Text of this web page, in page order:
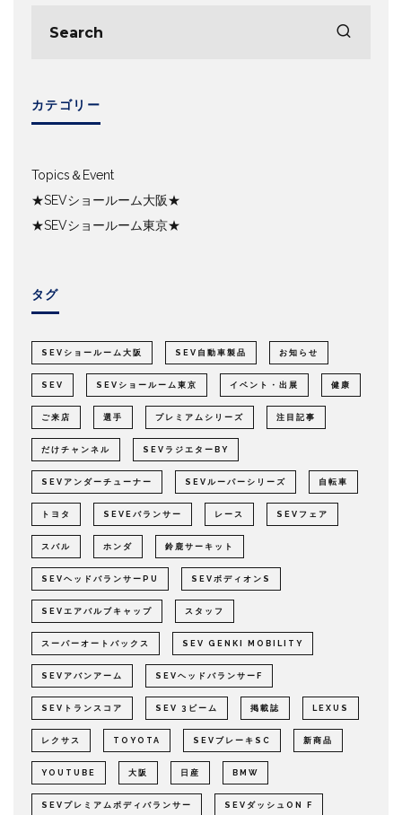
カテゴリー
Topics＆Event
★SEVショールーム大阪★
★SEVショールーム東京★
タグ
SEVショールーム大阪 SEV自動車製品 お知らせ
SEV SEVショールーム東京 イベント・出展 健康
ご来店 選手 プレミアムシリーズ 注目記事
だけチャンネル SEVラジエターBY
SEVアンダーチューナー SEVルーパーシリーズ 自転車
トヨタ SEVEバランサー レース SEVフェア
スバル ホンダ 鈴鹿サーキット
SEVヘッドバランサーPU SEVボディオンS
SEVエアバルブキャップ スタッフ
スーパーオートバックス SEV GENKI MOBILITY
SEVアバンアーム SEVヘッドバランサーF
SEVトランスコア SEV 3ビーム 掲載誌 LEXUS
レクサス TOYOTA SEVブレーキSC 新商品
YOUTUBE 大阪 日産 BMW
SEVプレミアムボディバランサー SEVダッシュON F